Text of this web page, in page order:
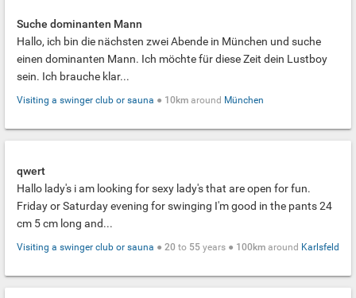
Suche dominanten Mann
Hallo, ich bin die nächsten zwei Abende in München und suche
einen dominanten Mann. Ich möchte für diese Zeit dein Lustboy
sein. Ich brauche klar...
Visiting a swinger club or sauna ● 10km around München
qwert
Hallo lady's i am looking for sexy lady's that are open for fun.
Friday or Saturday evening for swinging I'm good in the pants 24
cm 5 cm long and...
Visiting a swinger club or sauna ● 20 to 55 years ● 100km around Karlsfeld